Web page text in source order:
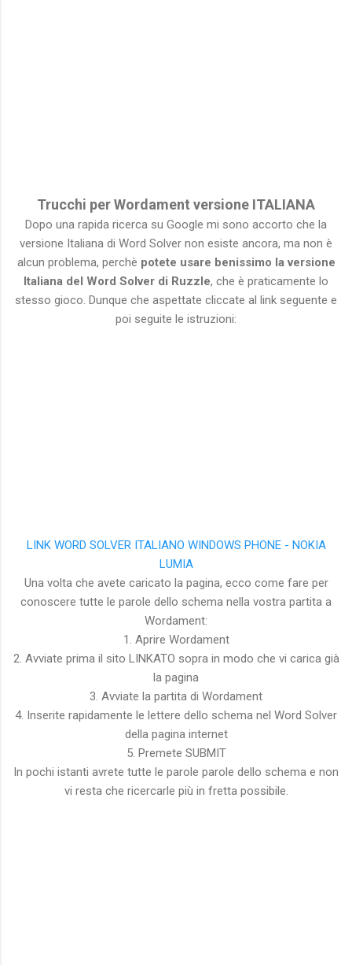
Trucchi per Wordament versione ITALIANA
Dopo una rapida ricerca su Google mi sono accorto che la
versione Italiana di Word Solver non esiste ancora, ma non è
alcun problema, perchè potete usare benissimo la versione
Italiana del Word Solver di Ruzzle, che è praticamente lo
stesso gioco. Dunque che aspettate cliccate al link seguente e
poi seguite le istruzioni:
LINK WORD SOLVER ITALIANO WINDOWS PHONE - NOKIA
LUMIA
Una volta che avete caricato la pagina, ecco come fare per
conoscere tutte le parole dello schema nella vostra partita a
Wordament:
1. Aprire Wordament
2. Avviate prima il sito LINKATO sopra in modo che vi carica già
la pagina
3. Avviate la partita di Wordament
4. Inserite rapidamente le lettere dello schema nel Word Solver
della pagina internet
5. Premete SUBMIT
In pochi istanti avrete tutte le parole parole dello schema e non
vi resta che ricercarle più in fretta possibile.